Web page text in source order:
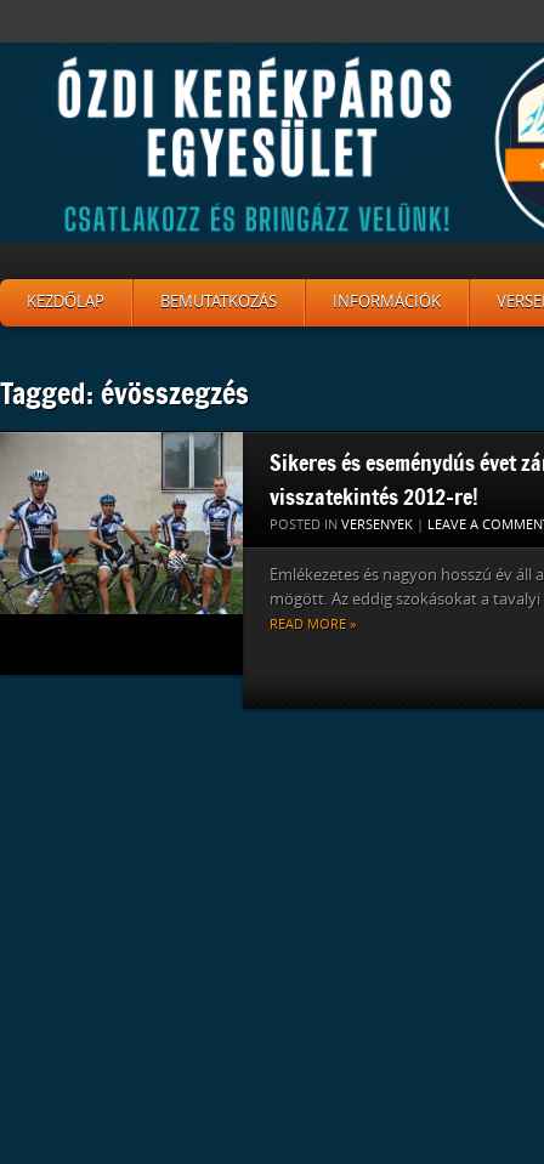
KEZDŐLAP BEMUTATKOZÁS INFORMÁCIÓK
Tagged: évösszegzés
Sikeres és eseménydús évet
visszatekintés 2012-re!
POSTED IN VERSENYEK LEAVE A
Emlékezetes és nagyon hosszú év áll
mögött. Az eddig szokásokat a
READ MORE »